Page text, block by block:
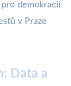
demokracii
v Praze
Data a